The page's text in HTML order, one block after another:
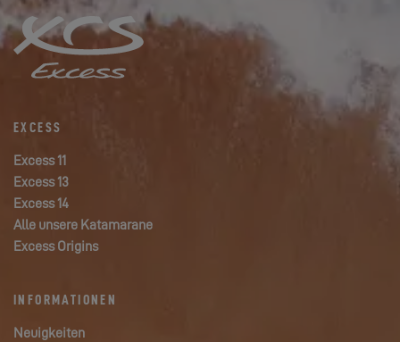
EXCESS
Excess 11
Excess 13
Excess 14
Alle unsere Katamarane
Excess Origins
INFORMATIONEN
Neuigkeiten